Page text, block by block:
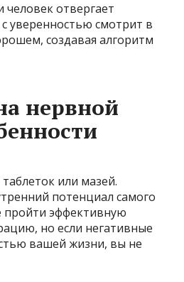
человек отвергает
уверенностью смотрит в
создавая алгоритм
нервной
или мазей.
потенциал самого
эффективную
но если негативные
вашей жизни, вы не